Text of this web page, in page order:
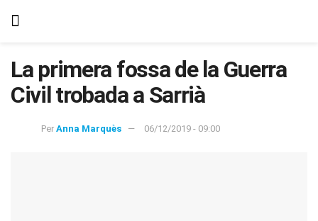
La primera fossa de la Guerra
Civil trobada a Sarrià
Per Anna Marquès 06/12/2019 - 09:00